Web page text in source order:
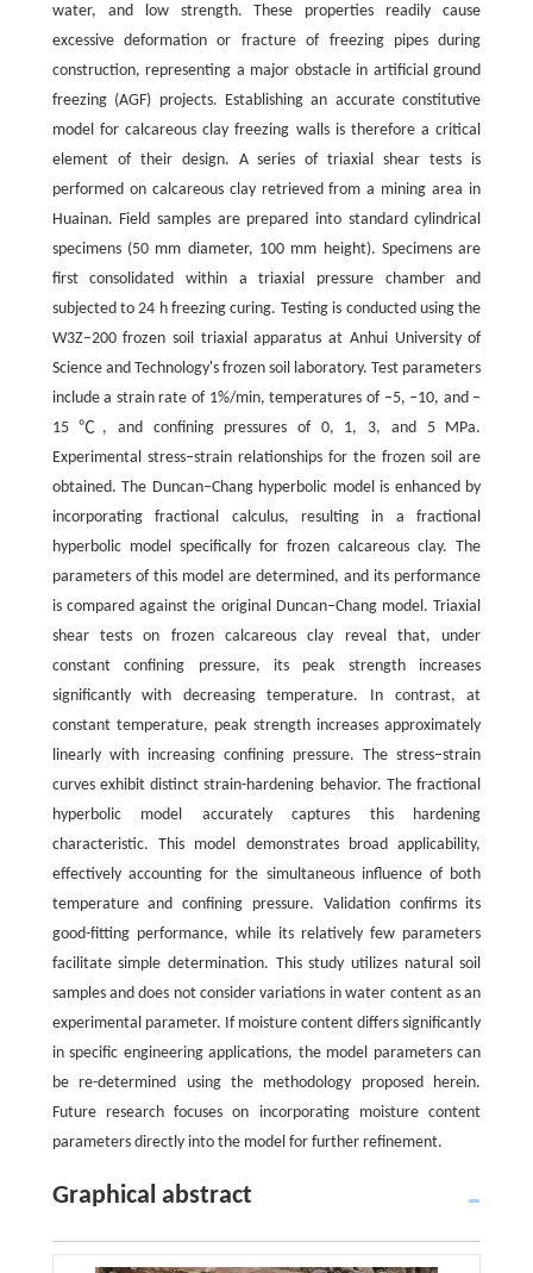
water, and low strength. These properties readily cause
excessive deformation or fracture of freezing pipes during
construction, representing a major obstacle in artificial ground
freezing (AGF) projects. Establishing an accurate constitutive
model for calcareous clay freezing walls is therefore a critical
element of their design. A series of triaxial shear tests is
performed on calcareous clay retrieved from a mining area in
Huainan. Field samples are prepared into standard cylindrical
specimens (50 mm diameter, 100 mm height). Specimens are
first consolidated within a triaxial pressure chamber and
subjected to 24 h freezing curing. Testing is conducted using the
W3Z‒200 frozen soil triaxial apparatus at Anhui University of
Science and Technology's frozen soil laboratory. Test parameters
include a strain rate of 1%/min, temperatures of ‒5, ‒10, and ‒
15 ℃, and confining pressures of 0, 1, 3, and 5 MPa.
Experimental stress‒strain relationships for the frozen soil are
obtained. The Duncan‒Chang hyperbolic model is enhanced by
incorporating fractional calculus, resulting in a fractional
hyperbolic model specifically for frozen calcareous clay. The
parameters of this model are determined, and its performance
is compared against the original Duncan‒Chang model. Triaxial
shear tests on frozen calcareous clay reveal that, under
constant confining pressure, its peak strength increases
significantly with decreasing temperature. In contrast, at
constant temperature, peak strength increases approximately
linearly with increasing confining pressure. The stress‒strain
curves exhibit distinct strain-hardening behavior. The fractional
hyperbolic model accurately captures this hardening
characteristic. This model demonstrates broad applicability,
effectively accounting for the simultaneous influence of both
temperature and confining pressure. Validation confirms its
good-fitting performance, while its relatively few parameters
facilitate simple determination. This study utilizes natural soil
samples and does not consider variations in water content as an
experimental parameter. If moisture content differs significantly
in specific engineering applications, the model parameters can
be re-determined using the methodology proposed herein.
Future research focuses on incorporating moisture content
parameters directly into the model for further refinement.
Graphical abstract